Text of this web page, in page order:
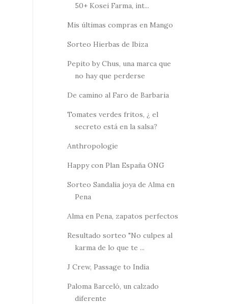
50+ Kosei Farma, int...
Mis últimas compras en Mango
Sorteo Hierbas de Ibiza
Pepito by Chus, una marca que
no hay que perderse
De camino al Faro de Barbaria
Tomates verdes fritos, ¿ el
secreto está en la salsa?
Anthropologie
Happy con Plan España ONG
Sorteo Sandalia joya de Alma en
Pena
Alma en Pena, zapatos perfectos
Resultado sorteo "No culpes al
karma de lo que te ...
J Crew, Passage to India
Paloma Barceló, un calzado
diferente